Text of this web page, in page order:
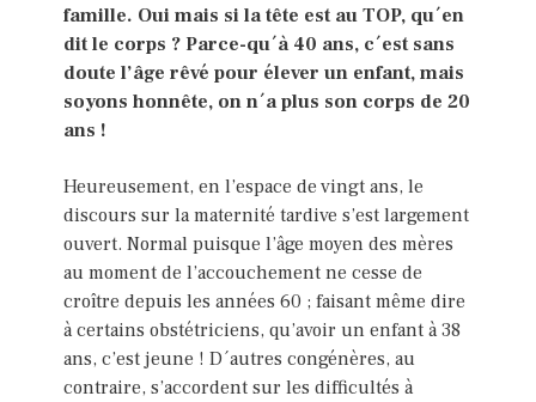
famille. Oui mais si la tête est au TOP, qu´en
dit le corps ? Parce-qu´à 40 ans, c´est sans
doute l’âge rêvé pour élever un enfant, mais
soyons honnête, on n´a plus son corps de 20
ans !
Heureusement, en l’espace de vingt ans, le
discours sur la maternité tardive s’est largement
ouvert. Normal puisque l’âge moyen des mères
au moment de l’accouchement ne cesse de
croître depuis les années 60 ; faisant même dire
à certains obstétriciens, qu’avoir un enfant à 38
ans, c’est jeune ! D´autres congénères, au
contraire, s’accordent sur les difficultés à